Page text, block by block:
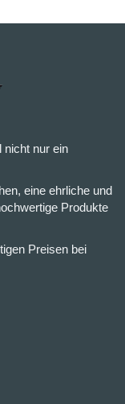
nicht nur ein
eine ehrliche und
Produkte
Preisen bei